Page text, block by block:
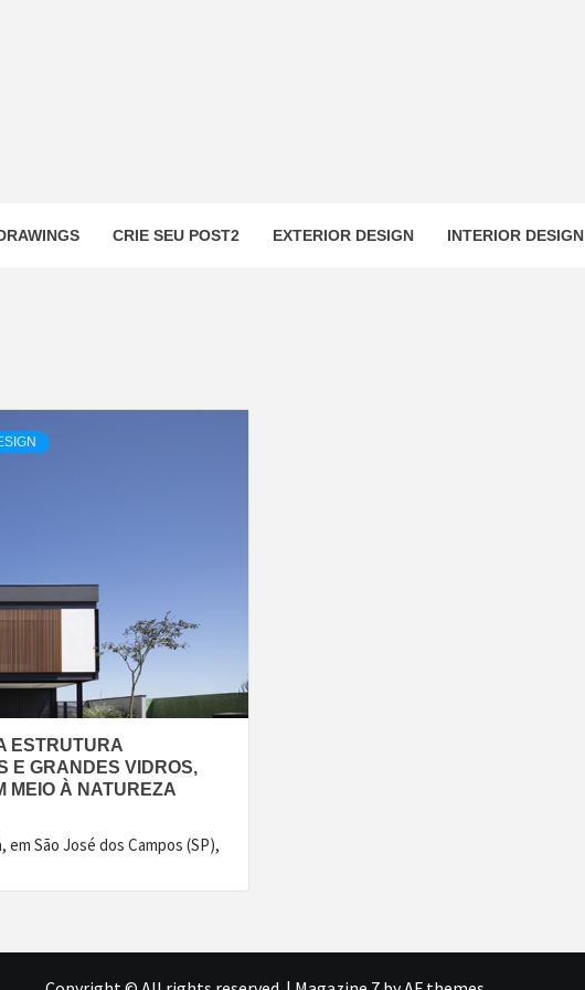
CRIE SEU POST2 EXTERIOR DESIGN INTERIOR DESIGN
ESTRUTURA
E GRANDES VIDROS,
MEIO À NATUREZA
São José dos Campos (SP),